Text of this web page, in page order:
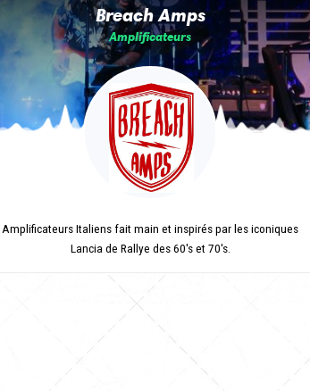
Breach Amps
Amplificateurs
Amplificateurs Italiens fait main et inspirés par les iconiques
Lancia de Rallye des 60's et 70's.